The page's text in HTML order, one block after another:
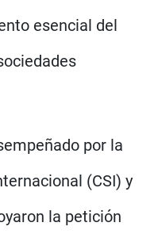
esencial del
por la
(CSI) y
la petición